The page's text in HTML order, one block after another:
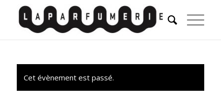
Cet évènement est passé.